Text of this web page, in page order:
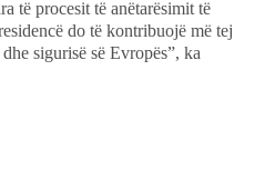
të procesit të anëtarësimit të
do të kontribuojë më tej
sigurisë së Evropës”, ka